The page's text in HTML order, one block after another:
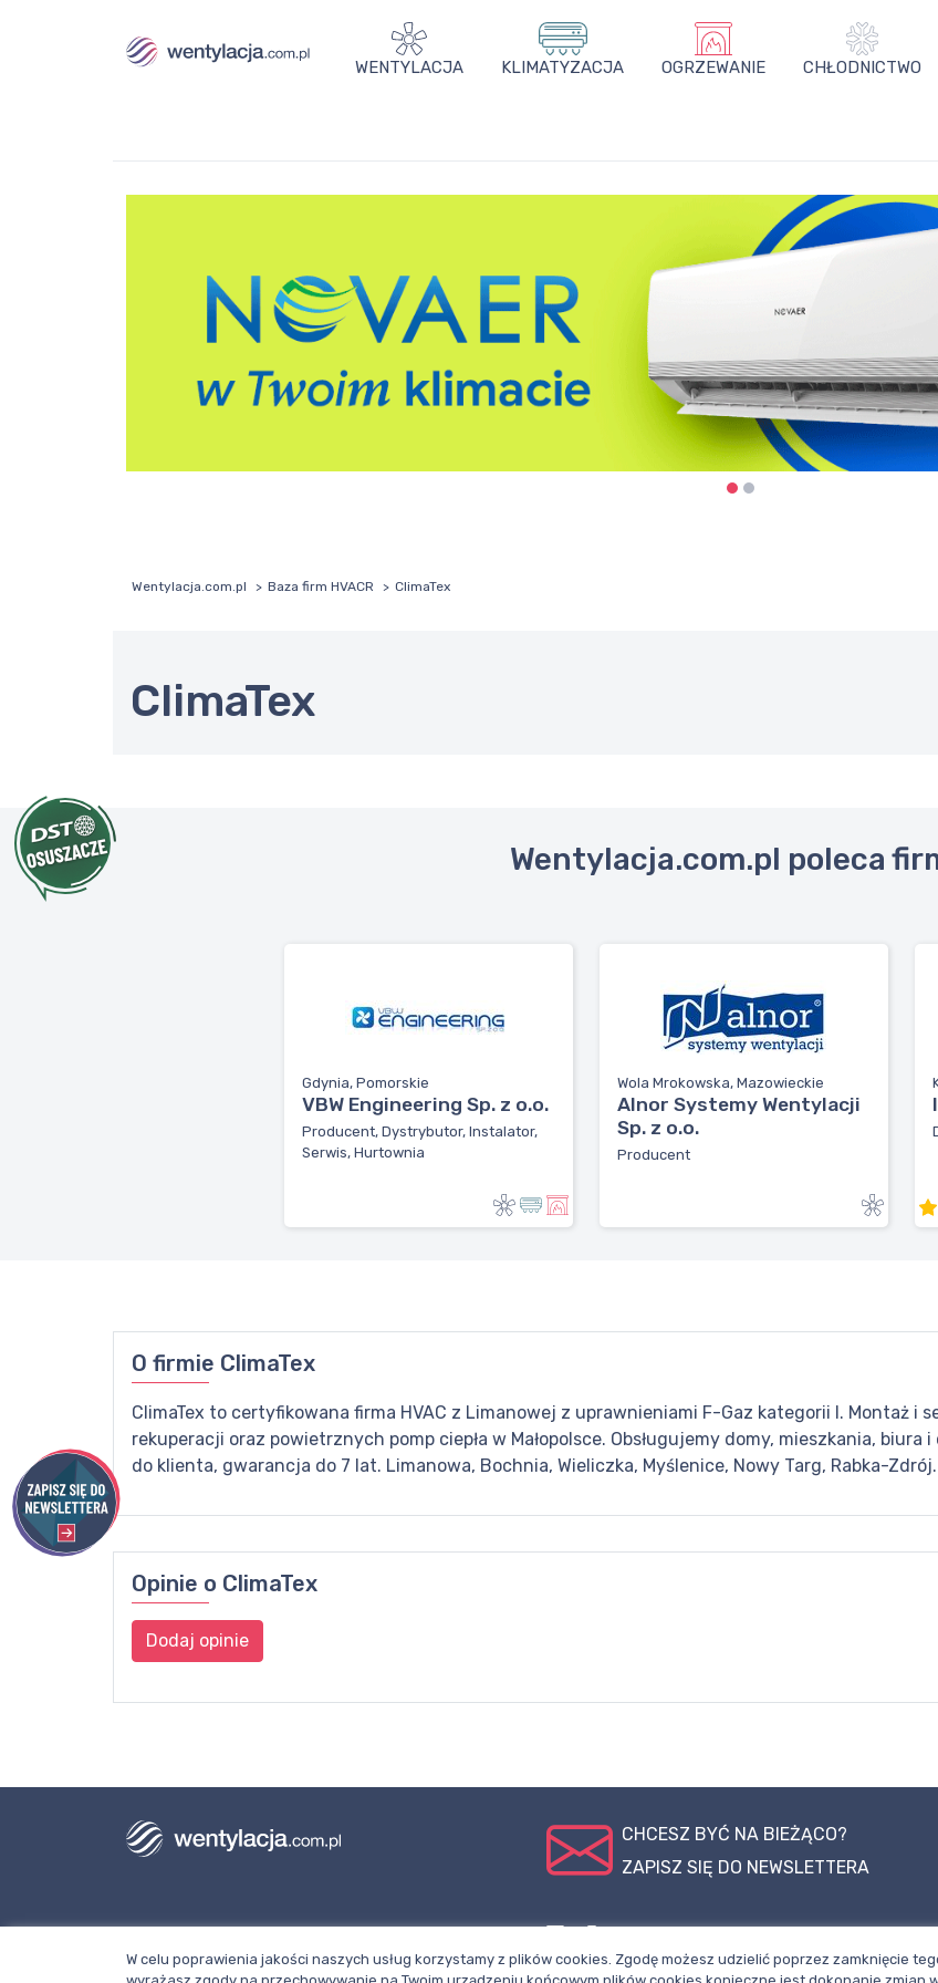
WENTYLACJA KLIMATYZACJA OGRZEWANIE CHŁODNICTWO
Wentylacja.com.pl Baza firm HVACR ClimaTex
ClimaTex
Wentylacja.com.pl poleca
Gdynia, Pomorskie
VBW Engineering Sp. z o.o.
Producent, Dystrybutor, Instalator,
Serwis, Hurtownia
Wola Mrokowska, Mazowieckie
Alnor Systemy Wentylacji
Sp. z o.o.
Producent
O firmie ClimaTex
ClimaTex to certyfikowana firma HVAC z Limanowej z uprawnieniami F-Gaz kategorii I. Montaż i
rekuperacji oraz powietrznych pomp ciepła w Małopolsce. Obsługujemy domy, mieszkania, biura
do klienta, gwarancja do 7 lat. Limanowa, Bochnia, Wieliczka, Myślenice, Nowy Targ, Rabka-Zdrój.
Opinie o ClimaTex
Dodaj opinie
CHCESZ BYĆ NA BIEŻĄCO?
ZAPISZ SIĘ DO NEWSLETTERA
Telefon: +48 781 000 084
X
profil na
W celu poprawienia jakości naszych usług korzystamy z plików cookies. Zgodę możesz udzielić poprzez zamknięcie